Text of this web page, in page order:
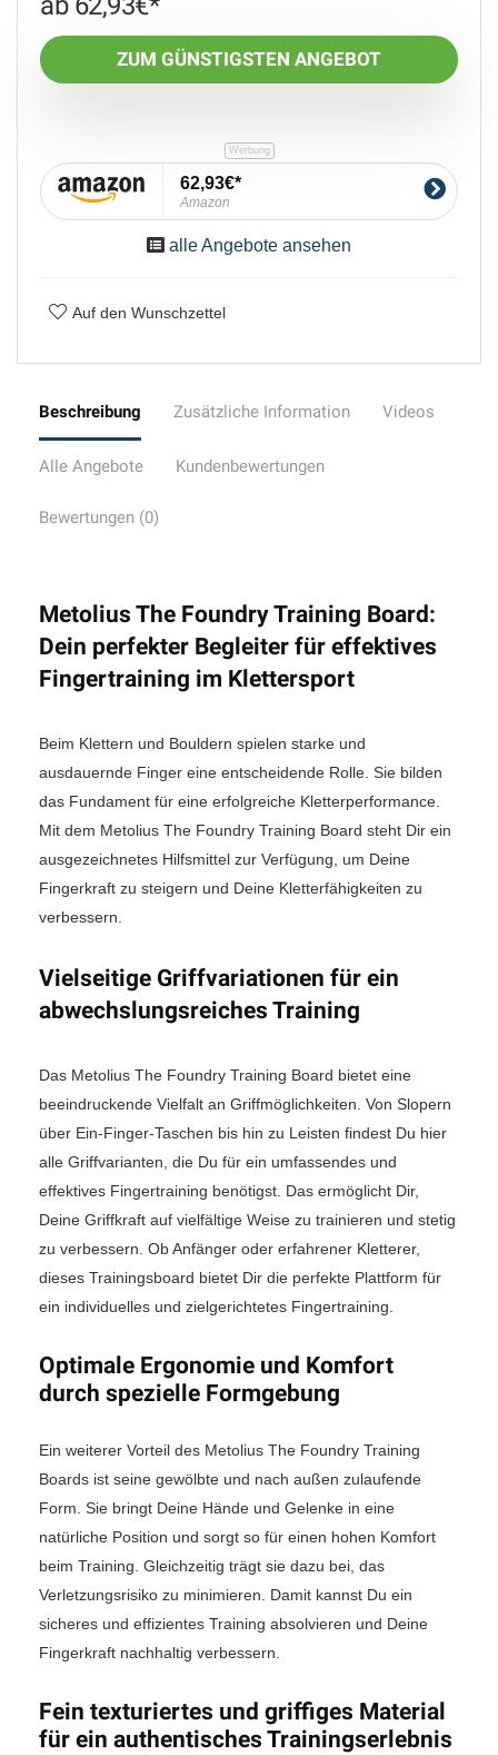
ZUM GÜNSTIGSTEN ANGEBOT
62,93€
Amazon
alle Angebote ansehen
Auf den Wunschzettel
Beschreibung Zusätzliche Information Videos
Alle Angebote Kundenbewertungen
Bewertungen (0)
Metolius The Foundry Training Board:
Dein perfekter Begleiter für effektives
Fingertraining im Klettersport
Beim Klettern und Bouldern spielen starke und
ausdauernde Finger eine entscheidende Rolle. Sie bilden
das Fundament für eine erfolgreiche Kletterperformance.
Mit dem Metolius The Foundry Training Board steht Dir ein
ausgezeichnetes Hilfsmittel zur Verfügung, um Deine
Fingerkraft zu steigern und Deine Kletterfähigkeiten zu
verbessern.
Vielseitige Griffvariationen für ein
abwechslungsreiches Training
Das Metolius The Foundry Training Board bietet eine
beeindruckende Vielfalt an Griffmöglichkeiten. Von Slopern
über Ein-Finger-Taschen bis hin zu Leisten findest Du hier
alle Griffvarianten, die Du für ein umfassendes und
effektives Fingertraining benötigst. Das ermöglicht Dir,
Deine Griffkraft auf vielfältige Weise zu trainieren und stetig
zu verbessern. Ob Anfänger oder erfahrener Kletterer,
dieses Trainingsboard bietet Dir die perfekte Plattform für
ein individuelles und zielgerichtetes Fingertraining.
Optimale Ergonomie und Komfort
durch spezielle Formgebung
Ein weiterer Vorteil des Metolius The Foundry Training
Boards ist seine gewölbte und nach außen zulaufende
Form. Sie bringt Deine Hände und Gelenke in eine
natürliche Position und sorgt so für einen hohen Komfort
beim Training. Gleichzeitig trägt sie dazu bei, das
Verletzungsrisiko zu minimieren. Damit kannst Du ein
sicheres und effizientes Training absolvieren und Deine
Fingerkraft nachhaltig verbessern.
Fein texturiertes und griffiges Material
für ein authentisches Trainingserlebnis